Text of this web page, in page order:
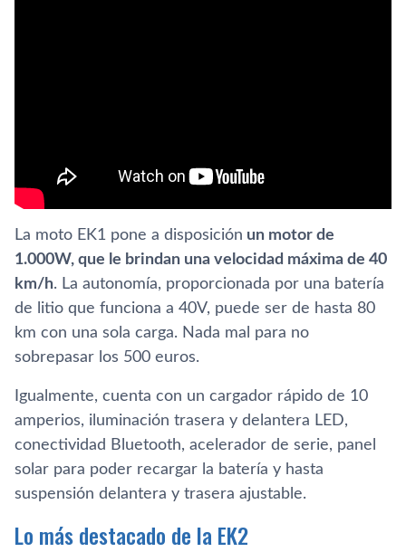
La moto EK1 pone a disposición un motor de
1.000W, que le brindan una velocidad máxima de 40
km/h. La autonomía, proporcionada por una batería
de litio que funciona a 40V, puede ser de hasta 80
km con una sola carga. Nada mal para no
sobrepasar los 500 euros.
Igualmente, cuenta con un cargador rápido de 10
amperios, iluminación trasera y delantera LED,
conectividad Bluetooth, acelerador de serie, panel
solar para poder recargar la batería y hasta
suspensión delantera y trasera ajustable.
Lo más destacado de la EK2